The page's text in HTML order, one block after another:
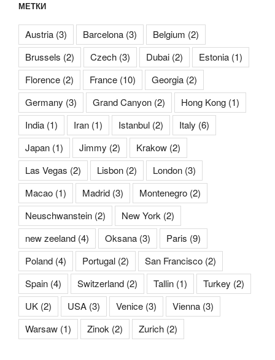
МЕТКИ
Austria (3) Barcelona (3) Belgium (2)
Brussels (2) Czech (3) Dubai (2) Estonia (1)
Florence (2) France (10) Georgia (2)
Germany (3) Grand Canyon (2) Hong Kong (1)
India (1) Iran (1) Istanbul (2) Italy (6)
Japan (1) Jimmy (2) Krakow (2)
Las Vegas (2) Lisbon (2) London (3)
Macao (1) Madrid (3) Montenegro (2)
Neuschwanstein (2) New York (2)
new zeeland (4) Oksana (3) Paris (9)
Poland (4) Portugal (2) San Francisco (2)
Spain (4) Switzerland (2) Tallin (1) Turkey (2)
UK (2) USA (3) Venice (3) Vienna (3)
Warsaw (1) Zinok (2) Zurich (2)